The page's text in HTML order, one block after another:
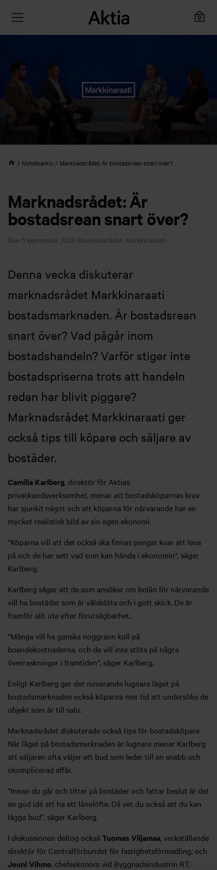
Nyhetsarkiv Marknadsrådet: Är bostadsrean snart över?
Marknadsrådet: Är
bostadsrean snart över?
Den 5 september 2025 Marknadsrådet, Markkinaraati
Denna vecka diskuterar
marknadsrådet Markkinaraati
bostadsmarknaden. Är bostadsrean
snart över? Vad pågår inom
bostadshandeln? Varför stiger inte
bostadspriserna trots att handeln
redan har blivit piggare?
Marknadsrådet Markkinaraati ger
också tips till köpare och säljare av
bostäder.
Camilla Karlberg, direktör för Aktias
privatkundsverksamhet, menar att bostadsköparnas krav
har sjunkit något och att köparna för närvarande har en
mycket realistisk bild av sin egen ekonomi.
”Köparna vill att det också ska finnas pengar kvar att leva
på och de har sett vad som kan hända i ekonomin”, säger
Karlberg.
Karlberg säger att de som ansöker om bolån för närvarande
vill ha bostäder som är välskötta och i gott skick. De är
framför allt ute efter förutsägbarhet.
”Många vill ha ganska noggrann koll på
boendekostnaderna, och de vill inte stöta på några
överraskningar i framtiden”, säger Karlberg.
Enligt Karlberg ger det nuvarande lugnare läget på
bostadsmarknaden också köparna mer tid att undersöka de
objekt som är till salu.
Marknadsrådet diskuterade också tips för bostadsköpare.
När läget på bostadsmarknaden är lugnare menar Karlberg
att säljaren ofta väljer ett bud som leder till en snabb och
okomplicerad affär.
”Innan du går och tittar på bostäder och fattar beslut är det
en god idé att ha ett lånelöfte. Då vet du också att du kan
lägga bud”, säger Karlberg.
I diskussionen deltog också Tuomas Viljamaa, verkställande
direktör för Centralförbundet för fastighetsförmedling, och
Jouni Vihmo, chefsekonom vid Byggnadsindustrin RT.